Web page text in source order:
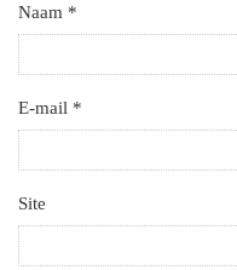
Naam *
E-mail *
Site